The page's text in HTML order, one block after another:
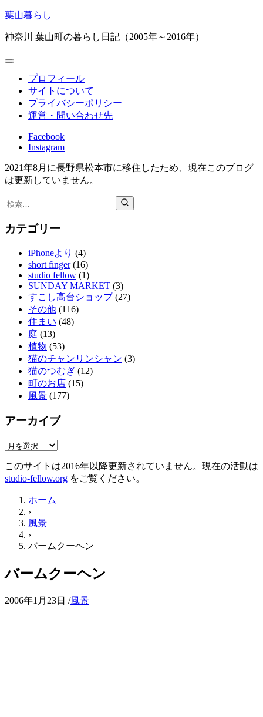
コ
テ
ツ
葉山暮らし
神奈川 葉山町の暮らし日記（2005年～2016年）
プロフィール
サイトについて
プライバシーポリシー
運営・問い合わせ先
Facebook
Instagram
2021年8月に長野県松本市に移住したため、現在このブログ
は更新していません。
検
索：
カテゴリー
iPhoneより (4)
short finger(16)
studio fellow (1)
SUNDAY MARKET (3)
すこし高台ショップ(27)
その他 (116)
住まい (48)
庭 (13)
植物 (53)
猫のチャンリンシャン (3)
猫のつむぎ (12)
町のお店 (15)
風景 (177)
アーカイブ
ア
カ
イ
このサイトは2016年以降更新されていません。現在の活動は
studio-fellow.org をご覧ください。
ホーム
›
風景
›
バームクーヘン
バームクーヘン
2006年1月23日 /風景